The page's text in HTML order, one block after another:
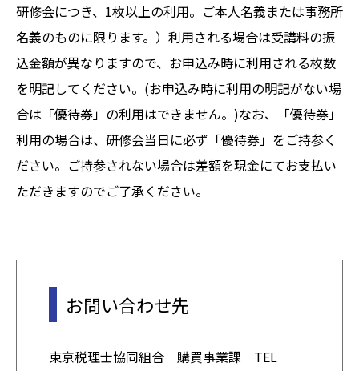
研修会につき、1枚以上の利用。ご本人名義または事務所
名義のものに限ります。）利用される場合は受講料の振
込金額が異なりますので、お申込み時に利用される枚数
を明記してください。(お申込み時に利用の明記がない場
合は「優待券」の利用はできません。)なお、「優待券」
利用の場合は、研修会当日に必ず「優待券」をご持参く
ださい。ご持参されない場合は差額を現金にてお支払い
ただきますのでご了承ください。
お問い合わせ先
東京税理士協同組合 購買事業課 TEL